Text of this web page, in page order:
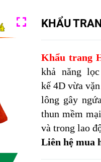
KHẨU
Khẩu trang
khả năng
kế 4D vừa
lông gây
thun mềm
và trong lao
Liên hệ mua